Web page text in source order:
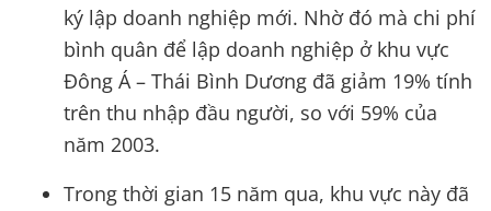
ký lập doanh nghiệp mới. Nhờ đó mà chi phí
bình quân để lập doanh nghiệp ở khu vực
Đông Á – Thái Bình Dương đã giảm 19% tính
trên thu nhập đầu người, so với 59% của
năm 2003.
Trong thời gian 15 năm qua, khu vực này đã